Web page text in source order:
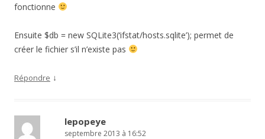
fonctionne
Ensuite $db = new SQLite3(‘ifstat/hosts.sqlite’); permet de
créer le fichier s’il n’existe pas
Répondre ↓
lepopeye
septembre 2013 à 16:52